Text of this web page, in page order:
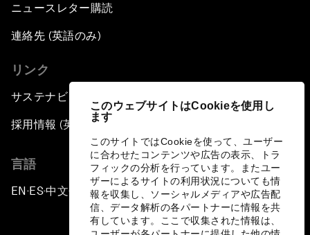
このウェブサイトはCookieを使用し
ます
このサイトではCookieを使って、ユーザー
に合わせたコンテンツや広告の表示、トラ
フィックの分析を行っています。またユー
ザーによるサイトの利用状況についても情
報を収集し、ソーシャルメディアや広告配
信、データ解析の各パートナーに情報を共
有しています。ここで収集された情報は、
ニュースレター購読
連絡先 (英語のみ)
リンク
サステナビリティへの取り組み
採用情報 (英語のみ)
言語
EN ▪ES▪中文▪ 日本語